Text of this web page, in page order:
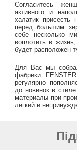
Согласитесь
активного и
халатик присесть
перед большим
себе несколько
воплотить в
будет расположен
Для Вас мы
фабрики
регулярно
до новинок в
материалы при
лёгкий и